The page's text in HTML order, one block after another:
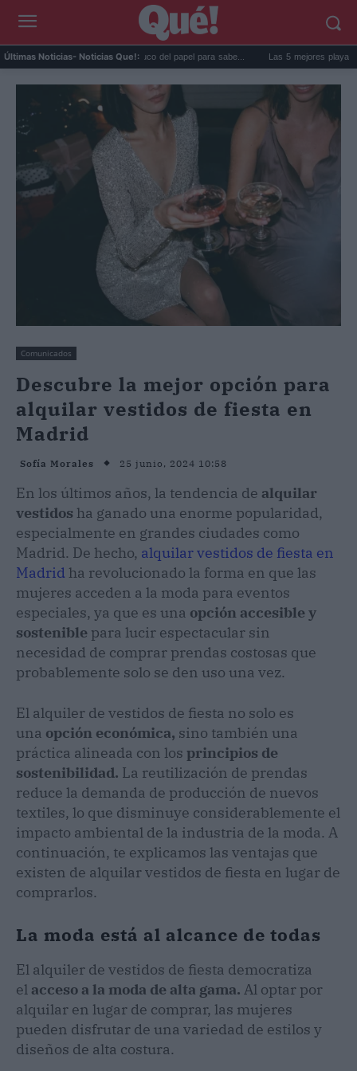
Últimas Noticias- Noticias Que!:
La goma de la nevera: el truco del papel para sabe... Las 5 mejores playas de
Comunicados
Descubre la mejor opción para
alquilar vestidos de fiesta en
Madrid
Sofía Morales 25 junio, 2024 10:58
En los últimos años, la tendencia de alquilar
vestidos ha ganado una enorme popularidad,
especialmente en grandes ciudades como
Madrid. De hecho, alquilar vestidos de fiesta en
Madrid ha revolucionado la forma en que las
mujeres acceden a la moda para eventos
especiales, ya que es una opción accesible y
sostenible para lucir espectacular sin
necesidad de comprar prendas costosas que
probablemente solo se den uso una vez.
El alquiler de vestidos de fiesta no solo es
una opción económica, sino también una
práctica alineada con los principios de
sostenibilidad. La reutilización de prendas
reduce la demanda de producción de nuevos
textiles, lo que disminuye considerablemente el
impacto ambiental de la industria de la moda. A
continuación, te explicamos las ventajas que
existen de alquilar vestidos de fiesta en lugar de
comprarlos.
La moda está al alcance de todas
El alquiler de vestidos de fiesta democratiza
el acceso a la moda de alta gama. Al optar por
alquilar en lugar de comprar, las mujeres
pueden disfrutar de una variedad de estilos y
diseños de alta costura.